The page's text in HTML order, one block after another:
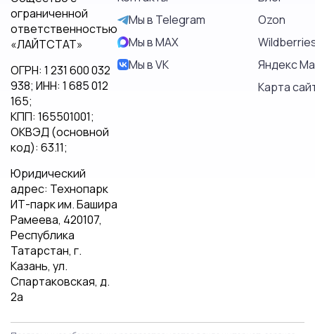
ограниченной
ответственностью
«ЛАЙТСТАТ»
ОГРН: 1 231 600 032
938; ИНН: 1 685 012
165;
КПП: 165501001;
ОКВЭД (основной
код): 63.11;
Юридический
адрес: Технопарк
ИТ-парк им. Башира
Рамеева, 420107,
Республика
Татарстан, г.
Казань, ул.
Спартаковская, д.
2а
Мы в Telegram
Мы в MAX
Мы в VK
Ozon
Яндекс
Карта